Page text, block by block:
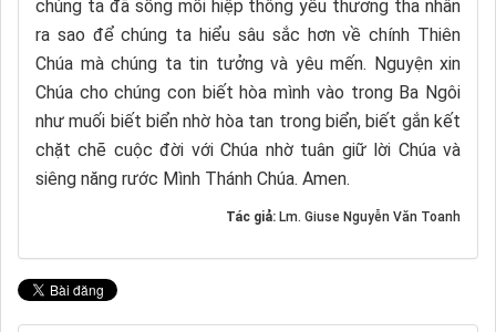
chúng ta đã sống mối hiệp thông yêu thương tha nhân
ra sao để chúng ta hiểu sâu sắc hơn về chính Thiên
Chúa mà chúng ta tin tưởng và yêu mến. Nguyện xin
Chúa cho chúng con biết hòa mình vào trong Ba Ngôi
như muối biết biển nhờ hòa tan trong biển, biết gắn kết
chặt chẽ cuộc đời với Chúa nhờ tuân giữ lời Chúa và
siêng năng rước Mình Thánh Chúa. Amen.
Tác giả: Lm. Giuse Nguyễn Văn Toanh